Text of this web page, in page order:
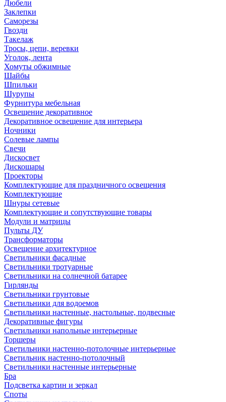
Дюбели
Заклепки
Саморезы
Гвозди
Такелаж
Тросы, цепи, веревки
Уголок, лента
Хомуты обжимные
Шайбы
Шпильки
Шурупы
Фурнитура мебельная
Освещение декоративное
Декоративное освещение для интерьера
Ночники
Солевые лампы
Свечи
Дискосвет
Дискошары
Проекторы
Комплектующие для праздничного освещения
Комплектующие
Шнуры сетевые
Комплектующие и сопутствующие товары
Модули и матрицы
Пульты ДУ
Трансформаторы
Освещение архитектурное
Светильники фасадные
Светильники тротуарные
Светильники на солнечной батарее
Гирлянды
Светильники грунтовые
Светильники для водоемов
Светильники настенные, настольные, подвесные
Декоративные фигуры
Светильники напольные интерьерные
Торшеры
Светильники настенно-потолочные интерьерные
Светильник настенно-потолочный
Светильники настенные интерьерные
Бра
Подсветка картин и зеркал
Споты